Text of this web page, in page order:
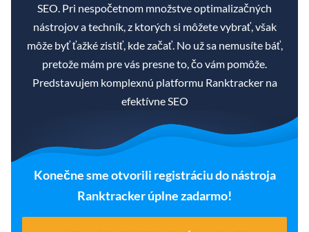
SEO. Pri nespočetnom množstve optimalizačných
nástrojov a techník, z ktorých si môžete vybrať, však
môže byť ťažké zistiť, kde začať. No už sa nemusíte báť,
pretože mám pre vás presne to, čo vám pomôže.
Predstavujem komplexnú platformu Ranktracker na
efektívne SEO
Konečne sme otvorili registráciu do nástroja
Ranktracker úplne zadarmo!